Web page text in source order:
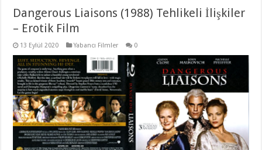
Dangerous Liaisons (1988) Tehlikeli İlişkiler
– Erotik Film
13 Eylül 2020 Yabancı Filmler 0